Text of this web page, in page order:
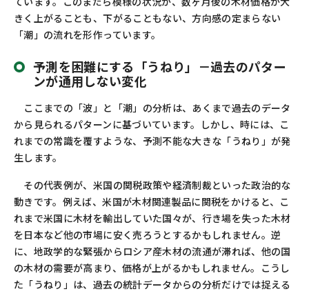
きく上がることも、下がることもない、方向感の定まらない
「潮」の流れを形作っています。
予測を困難にする「うねり」－過去のパター
ンが通用しない変化
ここまでの「波」と「潮」の分析は、あくまで過去のデータ
から見られるパターンに基づいています。しかし、時には、こ
れまでの常識を覆すような、予測不能な大きな「うねり」が発
生します。
その代表例が、米国の関税政策や経済制裁といった政治的な
動きです。例えば、米国が木材関連製品に関税をかけると、こ
れまで米国に木材を輸出していた国々が、行き場を失った木材
を日本など他の市場に安く売ろうとするかもしれません。逆
に、地政学的な緊張からロシア産木材の流通が滞れば、他の国
の木材の需要が高まり、価格が上がるかもしれません。こうし
た「うねり」は、過去の統計データからの分析だけでは捉える